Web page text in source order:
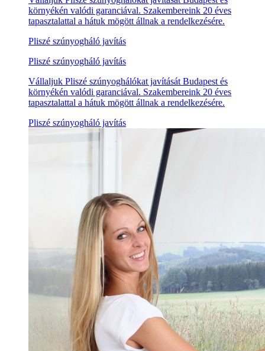
környékén valódi garanciával. Szakembereink 20 éves
tapasztalattal a hátuk mögött állnak a rendelkezésére.
Pliszé szúnyogháló javítás
Pliszé szúnyogháló javítás
Vállaljuk Pliszé szúnyoghálókat javítását Budapest és
környékén valódi garanciával. Szakembereink 20 éves
tapasztalattal a hátuk mögött állnak a rendelkezésére.
Pliszé szúnyogháló javítás